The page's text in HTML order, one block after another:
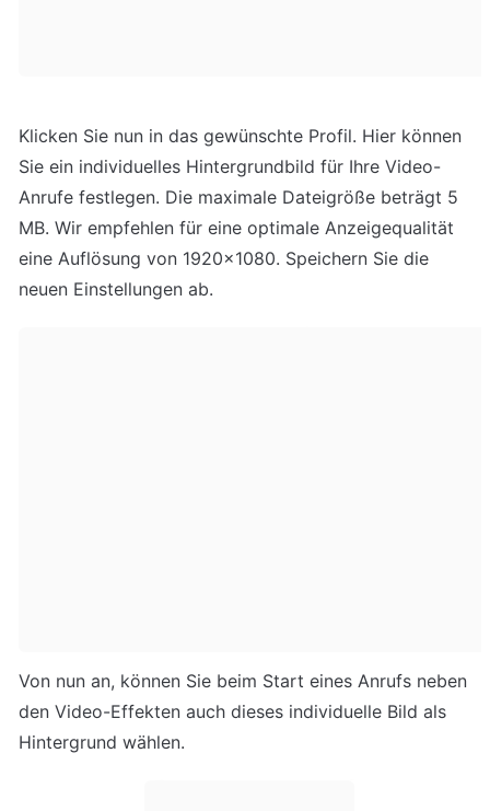
Klicken Sie nun in das gewünschte Profil. Hier können
Sie ein individuelles Hintergrundbild für Ihre Video-
Anrufe festlegen. Die maximale Dateigröße beträgt 5
MB. Wir empfehlen für eine optimale Anzeigequalität
eine Auflösung von 1920x1080. Speichern Sie die
Von nun an, können Sie beim Start eines Anrufs neben
den Video-Effekten auch dieses individuelle Bild als
Hintergrund wählen.